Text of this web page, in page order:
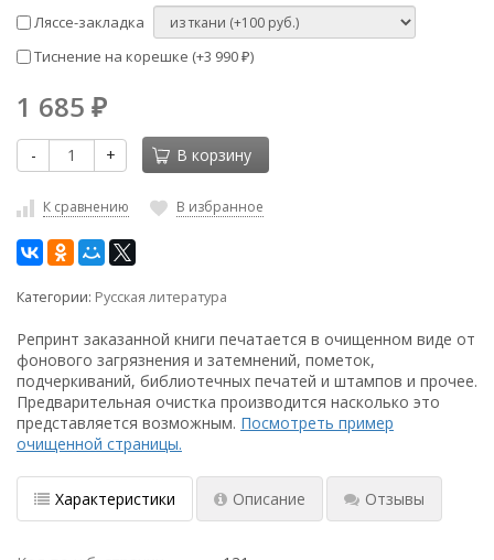
Ляссе-закладка
Тиснение на корешке (+3 990 ₽)
1 685 ₽
- + В корзину
К сравнению В избранное
Категории: Русская литература
Репринт заказанной книги печатается в очищенном виде от
фонового загрязнения и затемнений, пометок,
подчеркиваний, библиотечных печатей и штампов и прочее.
Предварительная очистка производится насколько это
представляется возможным. Посмотреть пример
очищенной страницы.
Характеристики Описание Отзывы